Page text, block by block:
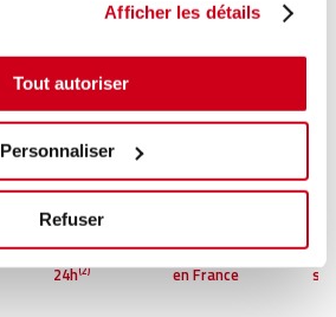
Afficher les détails
Tout autoriser
Personnaliser
Refuser
Livraison dès
24h(2)
Reconditionné
en France